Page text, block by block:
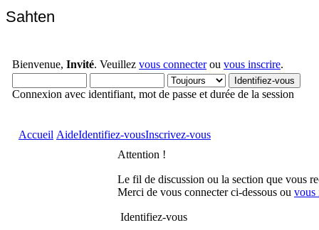
Sahten
Bienvenue, Invité. Veuillez vous connecterou vous inscrire.
Connexion avec identifiant, mot de passe et durée de la session
Accueil AideIdentifiez-vousInscrivez-vous
Attention !
Le fil de discussion ou la section que vous
Merci de vous connecter ci-dessous ou vous
Identifiez-vous